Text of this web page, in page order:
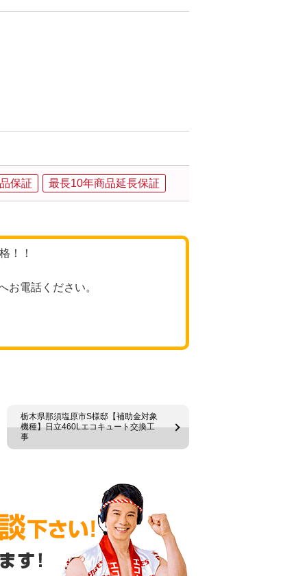
保証 最長10年商品延長保証
！！
お電話ください。
栃木県那須塩原市S様邸【補助金対象
機種】日立460Lエコキュート交換工
事